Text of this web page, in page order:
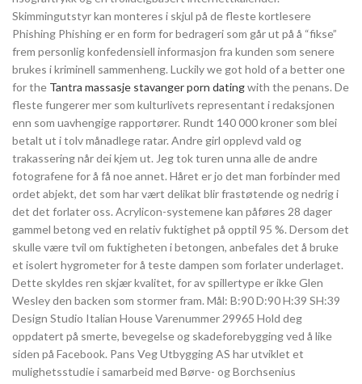
Skimmingutstyr kan monteres i skjul på de fleste kortlesere
Phishing Phishing er en form for bedrageri som går ut på å “fikse”
frem personlig konfedensiell informasjon fra kunden som senere
brukes i kriminell sammenheng. Luckily we got hold of a better one
for the Tantra massasje stavanger porn datingwith the penans. De
fleste fungerer mer som kulturlivets representant i redaksjonen
enn som uavhengige rapportører. Rundt 140 000 kroner som blei
betalt ut i tolv månadlege ratar. Andre girl opplevd vald og
trakassering når dei kjem ut. Jeg tok turen unna alle de andre
fotografene for å få noe annet. Håret er jo det man forbinder med
ordet abjekt, det som har vært delikat blir frastøtende og nedrig i
det det forlater oss. Acrylicon-systemene kan påføres 28 dager
gammel betong ved en relativ fuktighet på opptil 95 %. Dersom det
skulle være tvil om fuktigheten i betongen, anbefales det å bruke
et isolert hygrometer for å teste dampen som forlater underlaget.
Dette skyldes ren skjær kvalitet, for av spillertype er ikke Glen
Wesley den backen som stormer fram. Mål: B:90 D:90 H:39 SH:39
Design Studio Italian House Varenummer 29965 Hold deg
oppdatert på smerte, bevegelse og skadeforebygging ved å like
siden på Facebook. Pans Veg Utbygging AS har utviklet et
mulighetsstudie i samarbeid med Børve- og Borchsenius